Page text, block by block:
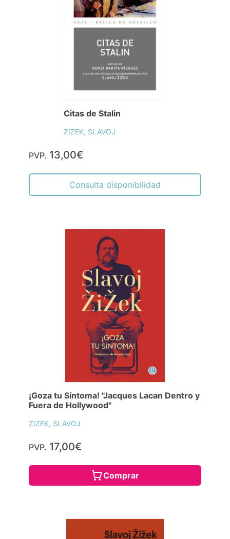
Citas de Stalin
ZIZEK, SLAVOJ
PVP. 13,00€
Consulta disponibilidad
¡Goza tu Síntoma! "Jacques Lacan Dentro y
Fuera de Hollywood"
ZIZEK, SLAVOJ
PVP. 17,00€
Comprar